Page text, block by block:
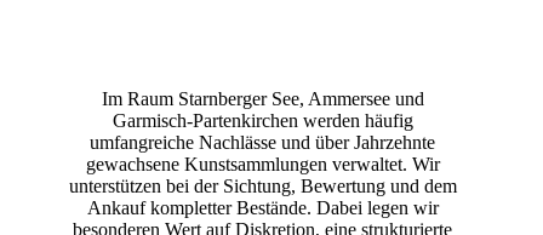
Im Raum Starnberger See, Ammersee und
Garmisch-Partenkirchen werden häufig
umfangreiche Nachlässe und über Jahrzehnte
gewachsene Kunstsammlungen verwaltet. Wir
unterstützen bei der Sichtung, Bewertung und dem
Ankauf kompletter Bestände. Dabei legen wir
besonderen Wert auf Diskretion, eine strukturierte